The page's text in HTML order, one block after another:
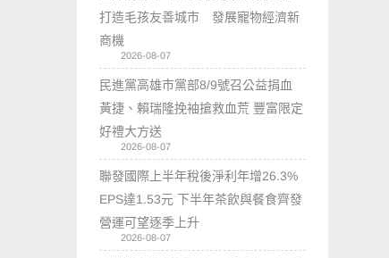
打造毛孩友善城市 發展寵物經濟新
商機
2026-08-07
民進黨高雄市黨部8/9號召公益捐血
黃捷、賴瑞隆挽袖搶救血荒 豐富限定
好禮大方送
2026-08-07
聯發國際上半年稅後淨利年增26.3%
EPS達1.53元 下半年茶飲與餐食齊發
營運可望逐季上升
2026-08-07